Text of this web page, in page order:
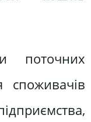
поточних
споживачів